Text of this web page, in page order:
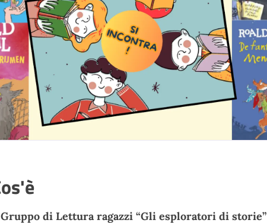
Gruppo di Lettura ragazzi “Gli esploratori di storie”